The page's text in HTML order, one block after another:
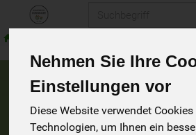
Nehmen Sie Ihre
Einstellungen vor
Diese Website verwendet
Technologien, um Ihnen ein
Verschiedenes